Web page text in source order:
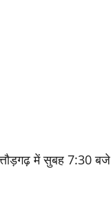
में सुबह 7:30 बजे